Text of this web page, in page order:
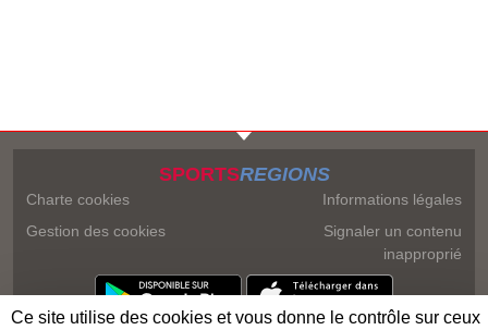
SPORTSREGIONS
Charte cookies
Gestion des cookies
Informations légales
Signaler un contenu
inapproprié
Ce site utilise des cookies et vous donne le contrôle sur ceux